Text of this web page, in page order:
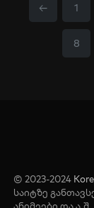
← 1
8
© 2023-2024
საიტზე
ანიმეები და ა.შ